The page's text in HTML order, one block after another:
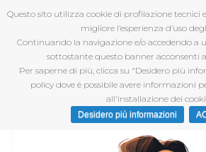
Questo sito utilizza cookie di profilazione tecnici
migliore l’esperienza d’uso
Continuando la navigazione e/o accedendo a
sottostante questo banner acconsenti
Per saperne di più, clicca su "Desidero più
policy dove è possibile avere informazioni
all'installazione dei
Desidero più informazioni